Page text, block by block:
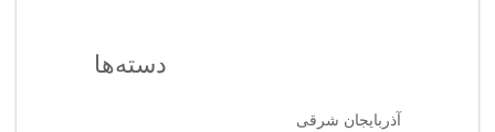
دسته‌ها
آذربایجان شرقی